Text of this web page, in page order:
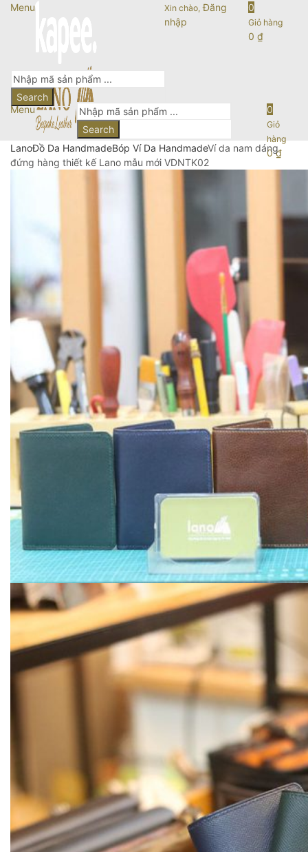
Menu Xin chào, Đăng
nhập
0
Giỏ hàng
0 ₫
Search
Menu
Search
0
Giỏ
hàng
0₫
LanoĐồ Da HandmadeBóp Ví Da HandmadeVí da nam dáng
đứng hàng thiết kế Lano mẫu mới VDNTK02